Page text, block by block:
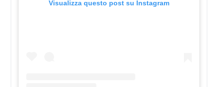
Visualizza questo post su Instagram